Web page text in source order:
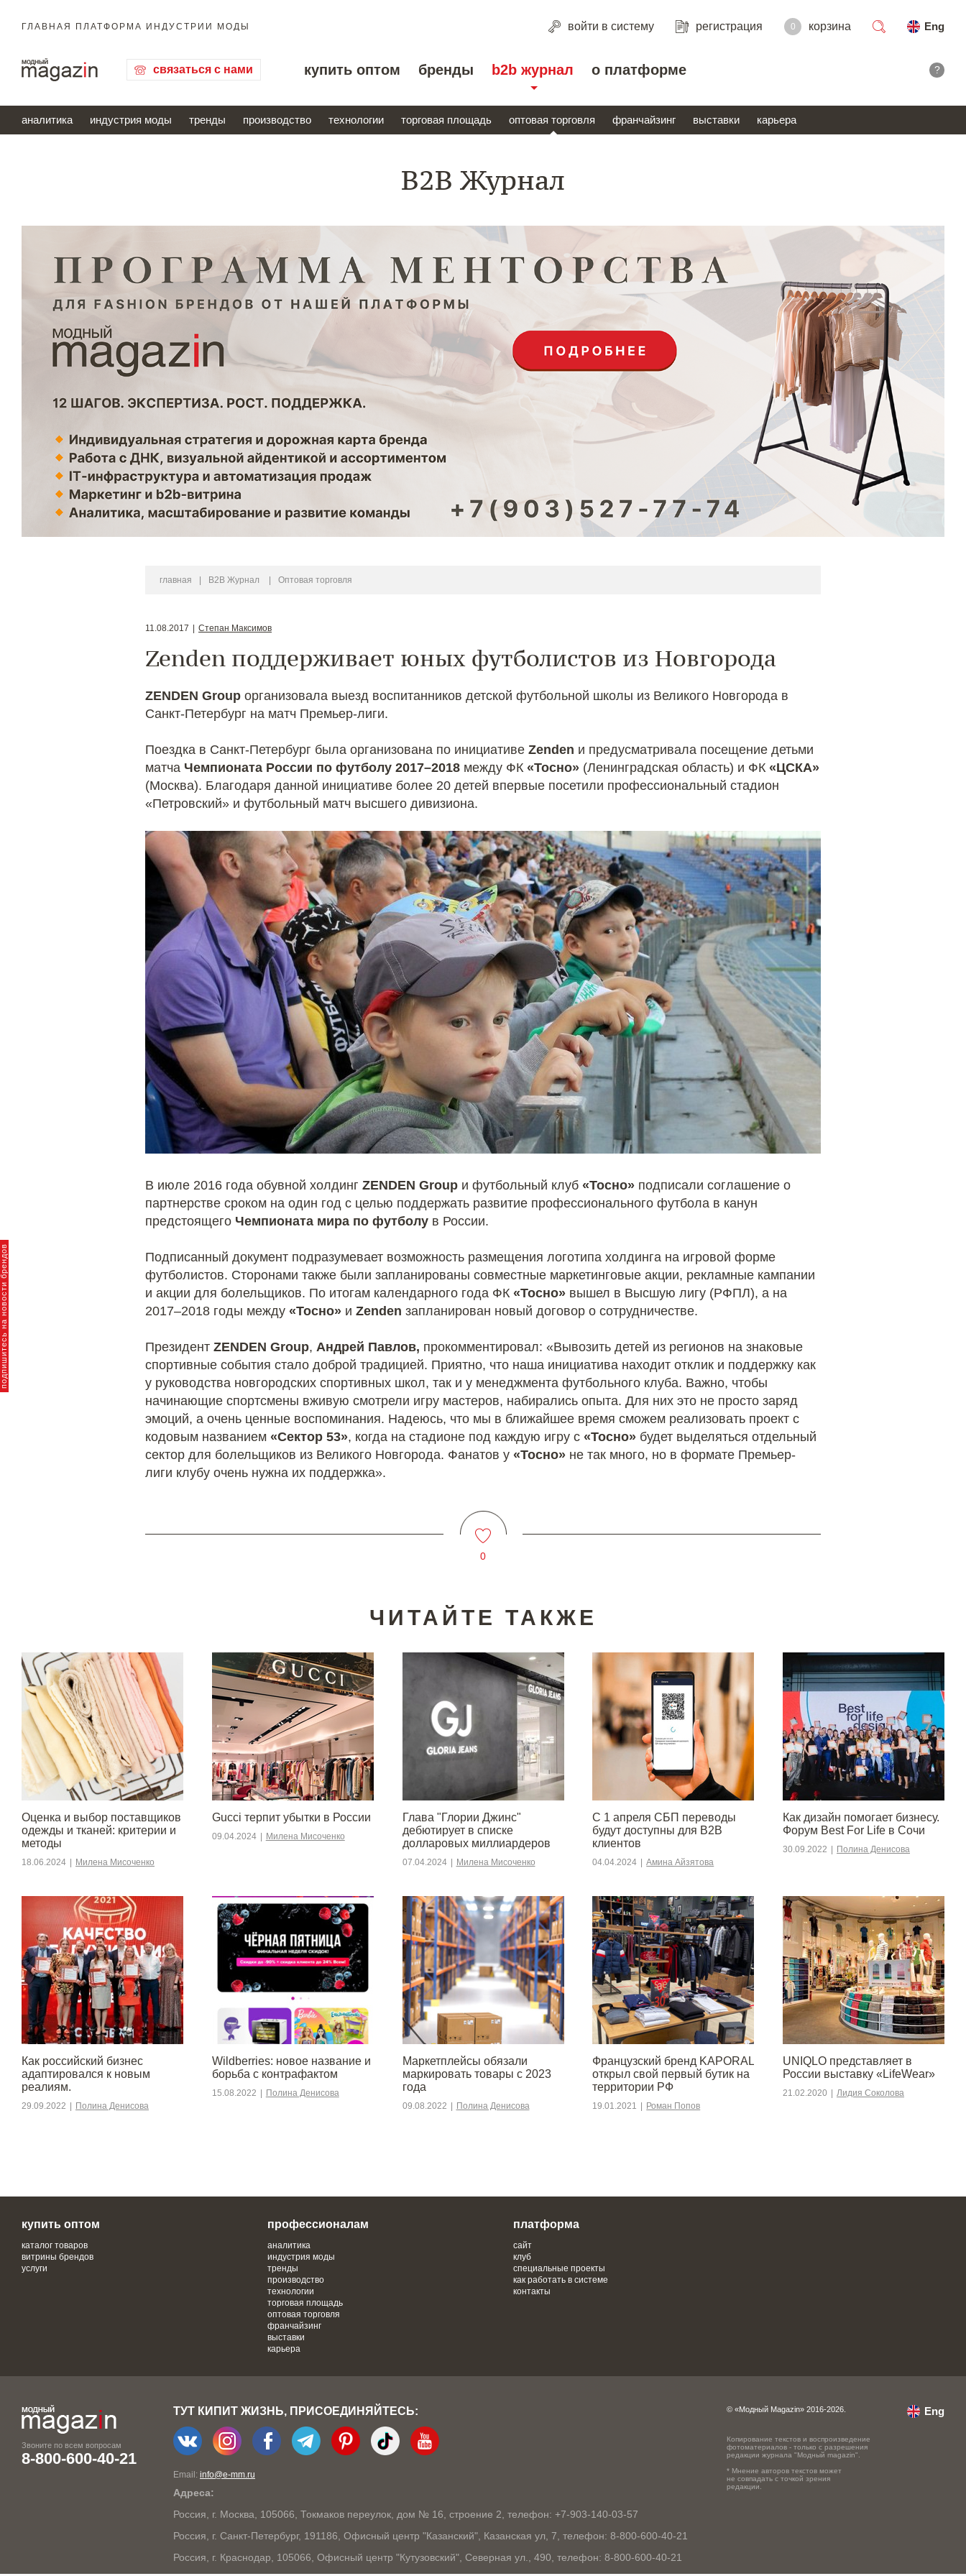
брендов
ГЛАВНАЯ ПЛАТФОРМА ИНДУСТРИИ МОДЫ войти в систему регистрация 0 корзина
Eng
связаться с нами купить оптом бренды b2b журнал о платформе ?
аналитика индустрия моды тренды производство технологии торговая площадь оптовая торговля франчайзинг выставки карьера
B2B Журнал
главная B2B Журнал Оптовая торговля
11.08.2017 Степан Максимов
Zenden поддерживает юных футболистов из Новгорода
ZENDEN Group организовала выезд воспитанников детской футбольной школы из Великого Новгорода в
Санкт-Петербург на матч Премьер-лиги.
Поездка в Санкт-Петербург была организована по инициативе Zenden и предусматривала посещение детьми
матча Чемпионата России по футболу 2017–2018 между ФК «Тосно» (Ленинградская область) и ФК «ЦСКА»
(Москва). Благодаря данной инициативе более 20 детей впервые посетили профессиональный стадион
«Петровский» и футбольный матч высшего дивизиона.
В июле 2016 года обувной холдинг ZENDEN Group и футбольный клуб «Тосно» подписали соглашение о
партнерстве сроком на один год с целью поддержать развитие профессионального футбола в канун
предстоящего Чемпионата мира по футболу в России.
Подписанный документ подразумевает возможность размещения логотипа холдинга на игровой форме
футболистов. Сторонами также были запланированы совместные маркетинговые акции, рекламные кампании
и акции для болельщиков. По итогам календарного года ФК «Тосно» вышел в Высшую лигу (РФПЛ), а на
2017–2018 годы между «Тосно» и Zenden запланирован новый договор о сотрудничестве.
Президент ZENDEN Group, Андрей Павлов, прокомментировал: «Вывозить детей из регионов на знаковые
спортивные события стало доброй традицией. Приятно, что наша инициатива находит отклик и поддержку как
у руководства новгородских спортивных школ, так и у менеджмента футбольного клуба. Важно, чтобы
начинающие спортсмены вживую смотрели игру мастеров, набирались опыта. Для них это не просто заряд
эмоций, а очень ценные воспоминания. Надеюсь, что мы в ближайшее время сможем реализовать проект с
кодовым названием «Сектор 53», когда на стадионе под каждую игру с «Тосно» будет выделяться отдельный
сектор для болельщиков из Великого Новгорода. Фанатов у «Тосно» не так много, но в формате Премьер-
лиги клубу очень нужна их поддержка».
0
ЧИТАЙТЕ ТАКЖЕ
Оценка и выбор поставщиков
одежды и тканей: критерии и
методы
18.06.2024 Милена Мисоченко
Gucci терпит убытки в России
09.04.2024 Милена Мисоченко
Глава "Глории Джинс"
дебютирует в списке
долларовых миллиардеров
07.04.2024 Милена Мисоченко
С 1 апреля СБП переводы
будут доступны для B2B
клиентов
04.04.2024 Амина Айзятова
Как дизайн помогает бизнесу.
Форум Best For Life в Сочи
30.09.2022 Полина Денисова
​​Как российский бизнес
адаптировался к новым
реалиям.
29.09.2022 Полина Денисова
Wildberries: новое название и
борьба с контрафактом
15.08.2022 Полина Денисова
Маркетплейсы обязали
маркировать товары с 2023
года
09.08.2022 Полина Денисова
Французский бренд KAPORAL
открыл свой первый бутик на
территории РФ
19.01.2021 Роман Попов
UNIQLO представляет в
России выставку «LifeWear»
21.02.2020 Лидия Соколова
купить оптом
каталог товаров
витрины брендов
услуги
профессионалам
аналитика
индустрия моды
тренды
производство
технологии
торговая площадь
оптовая торговля
франчайзинг
выставки
карьера
платформа
сайт
клуб
специальные проекты
как работать в системе
контакты
Звоните по всем вопросам
8-800-600-40-21
ТУТ КИПИТ ЖИЗНЬ, ПРИСОЕДИНЯЙТЕСЬ:
Email: info@e-mm.ru
Адреса:
Россия, г. Москва, 105066, Токмаков переулок, дом № 16, строение 2, телефон: +7-903-140-03-57
Россия, г. Санкт-Петербург, 191186, Офисный центр "Казанский", Казанская ул, 7, телефон: 8-800-600-40-21
Россия, г. Краснодар, 105066, Офисный центр "Кутузовский", Северная ул., 490, телефон: 8-800-600-40-21
© «Модный Magazin» 2016-2026.
Копирование текстов и воспроизведение
фотоматериалов - только с разрешения
редакции журнала "Модный magazin".
* Мнение авторов текстов может
не совпадать с точкой зрения
редакции.
Eng